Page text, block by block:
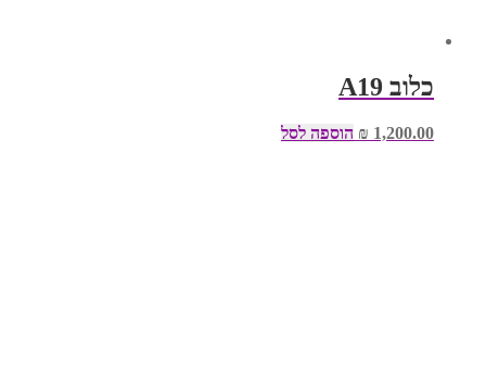
כלוב A19
₪ 1,200.00 הוספה לסל